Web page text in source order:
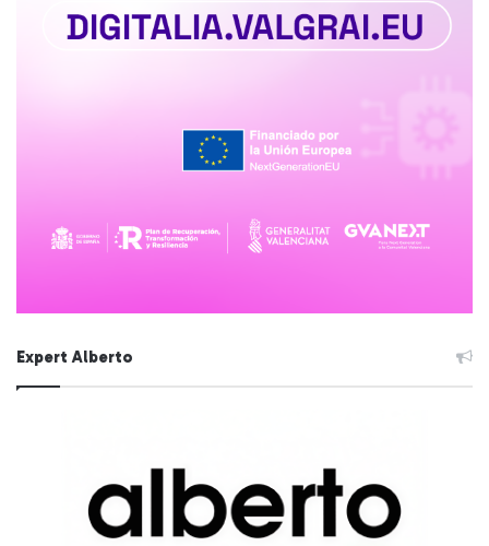
Expert Alberto